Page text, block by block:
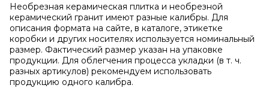
Необрезная керамическая плитка и необрезной
керамический гранит имеют разные калибры. Для
описания формата на сайте, в каталоге, этикетке
коробки и других носителях используется номинальный
размер. Фактический размер указан на упаковке
продукции. Для облегчения процесса укладки (в т. ч.
разных артикулов) рекомендуем использовать
продукцию одного калибра.